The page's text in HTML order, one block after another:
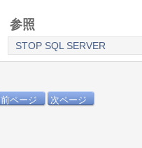
参照
STOP SQL SERVER
前ページ 次ページ